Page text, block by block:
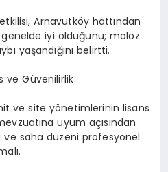
Arnavutköy hattından
iyi olduğunu; moloz
yaşandığını belirtti.
ve Güvenilirlik
ve site yönetimlerinin lisans
uyum açısından
ve saha düzeni profesyonel